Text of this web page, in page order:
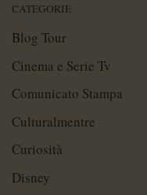
CATEGORIE
Blog Tour
Cinema e Serie Tv
Comunicato Stampa
Culturalmentre
Curiosità
Disney